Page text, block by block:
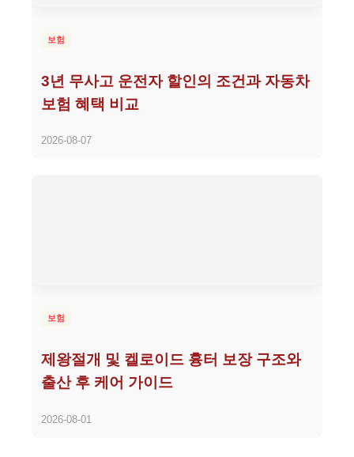
보험
3년 무사고 운전자 할인의 조건과 자동차
보험 혜택 비교
2026-08-07
보험
제왕절개 및 켈로이드 흉터 보장 구조와
출산 후 케어 가이드
2026-08-01